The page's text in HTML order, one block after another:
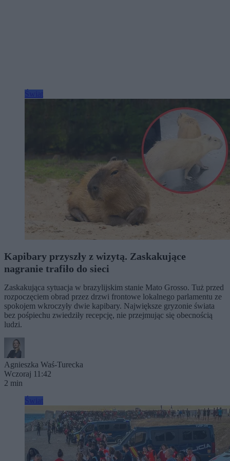
Kapibary przyszły z wizytą. Zaskakujące
nagranie trafiło do sieci
Zaskakująca sytuacja w brazylijskim stanie Mato Grosso. Tuż przed
rozpoczęciem obrad przez drzwi frontowe lokalnego parlamentu ze
spokojem wkroczyły dwie kapibary. Największe gryzonie świata
bez pośpiechu zwiedziły recepcję, nie przejmując się obecnością
ludzi.
Agnieszka Waś-Turecka
Wczoraj 11:42
2 min